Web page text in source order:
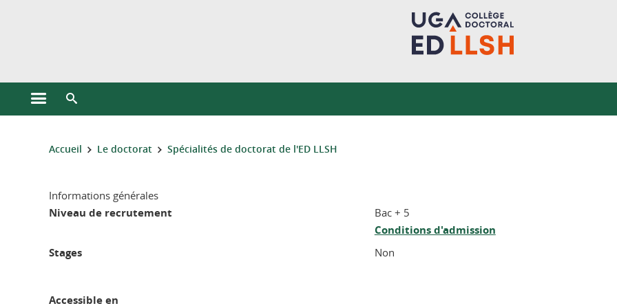
Ouvrir le menu principal
Vous êtes ici :
Accueil Le doctorat Spécialités de doctorat de l'ED LLSH
Informations générales
Niveau de recrutement Bac + 5
Conditions d'admission
Stages
Non
Accessible en